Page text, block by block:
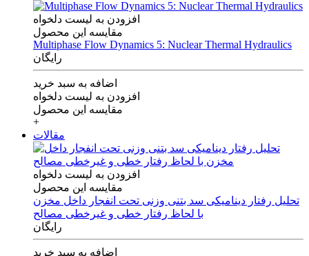
افزودن به لیست دلخواه
مقایسه این محصول
Multiphase Flow Dynamics 5: Nuclear Thermal Hydraulics
رایگان
اضافه به سبد خرید
افزودن به لیست دلخواه
مقایسه این محصول
+
مقالات
افزودن به لیست دلخواه
مقایسه این محصول
تحلیل رفتار دینامیکی سد بتنی وزنی تحت انفجار داخل مخزن
با لحاظ رفتار خطی و غیرخطی مصالح
رایگان
اضافه به سبد خرید